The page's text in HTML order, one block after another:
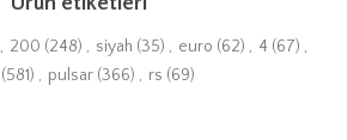
, 200 (248) , siyah (35) , euro (62) , 4 (67) ,
(581) , pulsar (366) , rs (69)